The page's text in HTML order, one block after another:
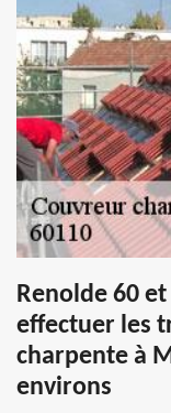
Renolde 60
effectuer les
charpente à
environs